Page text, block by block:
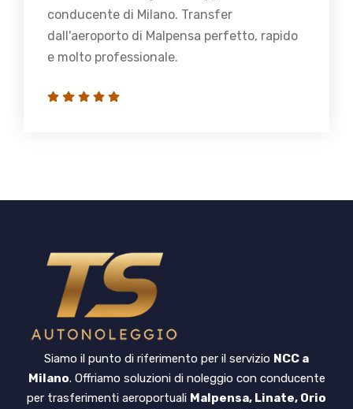
conducente di Milano. Transfer
dall'aeroporto di Malpensa perfetto, rapido
e molto professionale.
Siamo il punto di riferimento per il servizio NCC a
Milano. Offriamo soluzioni di noleggio con conducente
per trasferimenti aeroportuali Malpensa, Linate, Orio